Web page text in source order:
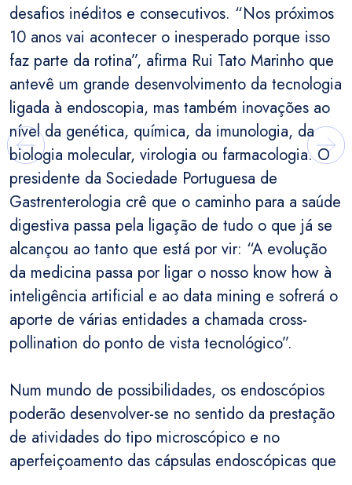
desafios inéditos e consecutivos. “Nos próximos
10 anos vai acontecer o inesperado porque isso
faz parte da rotina”, afirma Rui Tato Marinho que
antevê um grande desenvolvimento da tecnologia
ligada à endoscopia, mas também inovações ao
nível da genética, química, da imunologia, da
biologia molecular, virologia ou farmacologia. O
presidente da Sociedade Portuguesa de
Gastrenterologia crê que o caminho para a saúde
digestiva passa pela ligação de tudo o que já se
alcançou ao tanto que está por vir: “A evolução
da medicina passa por ligar o nosso know how à
inteligência artificial e ao data mining e sofrerá o
aporte de várias entidades a chamada cross-
pollination do ponto de vista tecnológico”.
Num mundo de possibilidades, os endoscópios
poderão desenvolver-se no sentido da prestação
de atividades do tipo microscópico e no
aperfeiçoamento das cápsulas endoscópicas que